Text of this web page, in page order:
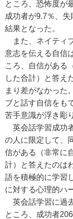
ところ、恐怖度が
成功者が9.7％、
結果となった。
また、ネイティ
意志を伝える自信
ころ、自信がある
した合計）と答え
まり差がなかった
ブと話す自信をも
苦手意識が浮き彫
英会話学習成功
の人に限定して、
信がある（非常に
計）と答えたのは
語を積極的に学習
に対する心理的ハ
英会話学習に過
ところ、成功者